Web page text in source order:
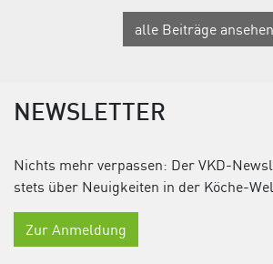
alle Beiträge ansehen
NEWSLETTER
Nichts mehr verpassen: Der VKD-
stets über Neuigkeiten in der Köche-
Zur Anmeldung